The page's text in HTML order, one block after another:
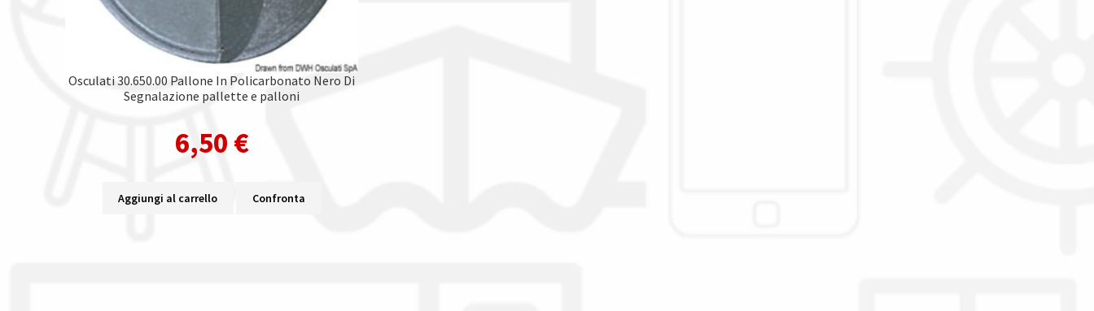
Osculati 30.650.00 Pallone In Policarbonato Nero Di
Segnalazione pallette e palloni
6,50 €
Aggiungi al carrello Confronta